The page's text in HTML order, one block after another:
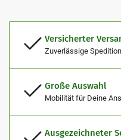
Versicherter
Zuverlässige
Große Auswahl
Mobilität für Deine
Ausgezeichneter